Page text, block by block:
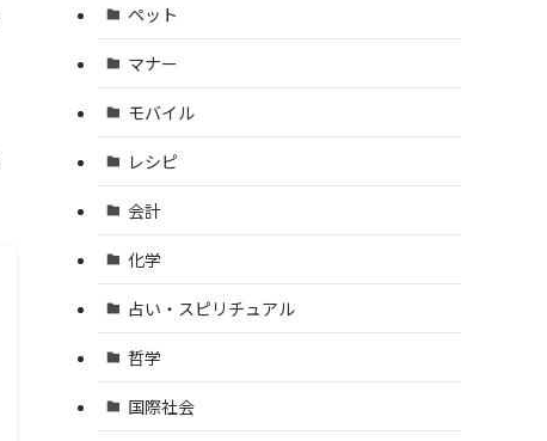
ペット
マナー
モバイル
レシピ
会計
化学
占い・スピリチュアル
哲学
国際社会